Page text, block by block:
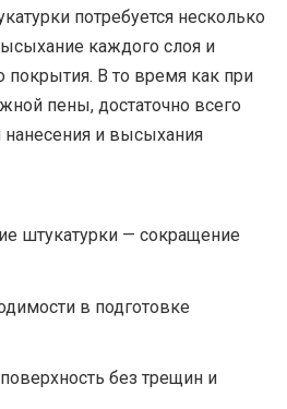
потребуется несколько
каждого слоя и
В то время как при
пены, достаточно всего
нанесения и высыхания
штукатурки — сокращение
в подготовке
без трещин и